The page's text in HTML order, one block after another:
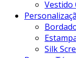
Vestido
Silk